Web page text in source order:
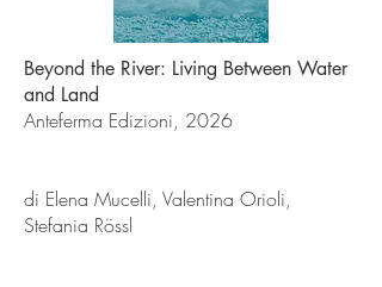
Beyond the River: Living Between Water
and Land
Anteferma Edizioni, 2026
di Elena Mucelli, Valentina Orioli,
Stefania Rössl